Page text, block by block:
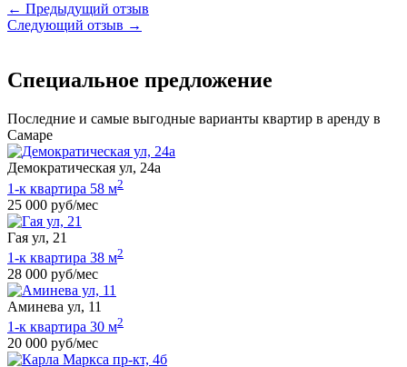
← Предыдущий отзыв
Следующий отзыв →
Специальное предложение
Последние и самые выгодные варианты квартир в аренду в
Самаре
Демократическая ул, 24а
1-к квартира 58 м2
25 000 руб/мес
Гая ул, 21
1-к квартира 38 м2
28 000 руб/мес
Аминева ул, 11
1-к квартира 30 м2
20 000 руб/мес